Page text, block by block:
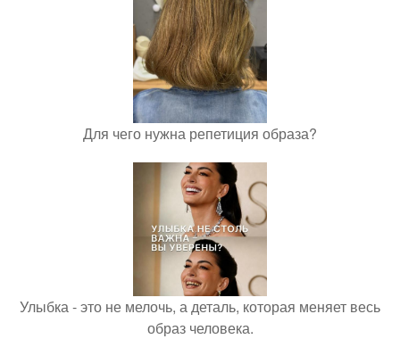
Для чего нужна репетиция образа?
Улыбка - это не мелочь, а деталь, которая меняет весь
образ человека.